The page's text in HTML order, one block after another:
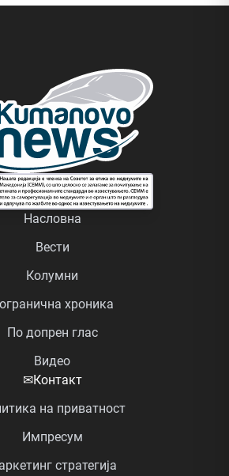
Насловна
Вести
Колумни
хроника
По допрен глас
Видео
✉Контакт
на приватност
Импресум
стратегија